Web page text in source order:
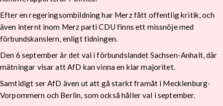
Efter en regeringsombildning har Merz fått offentlig kritik, och
även internt inom Merz parti CDU finns ett missnöje med
förbundskanslern, enligt tidningen.
Den 6 september är det val i förbundslandet Sachsen-Anhalt, där
mätningar visar att AfD kan vinna en klar majoritet.
Samtidigt ser AfD även ut att gå starkt framåt i Mecklenburg-
Vorpommern och Berlin, som också håller val i september.